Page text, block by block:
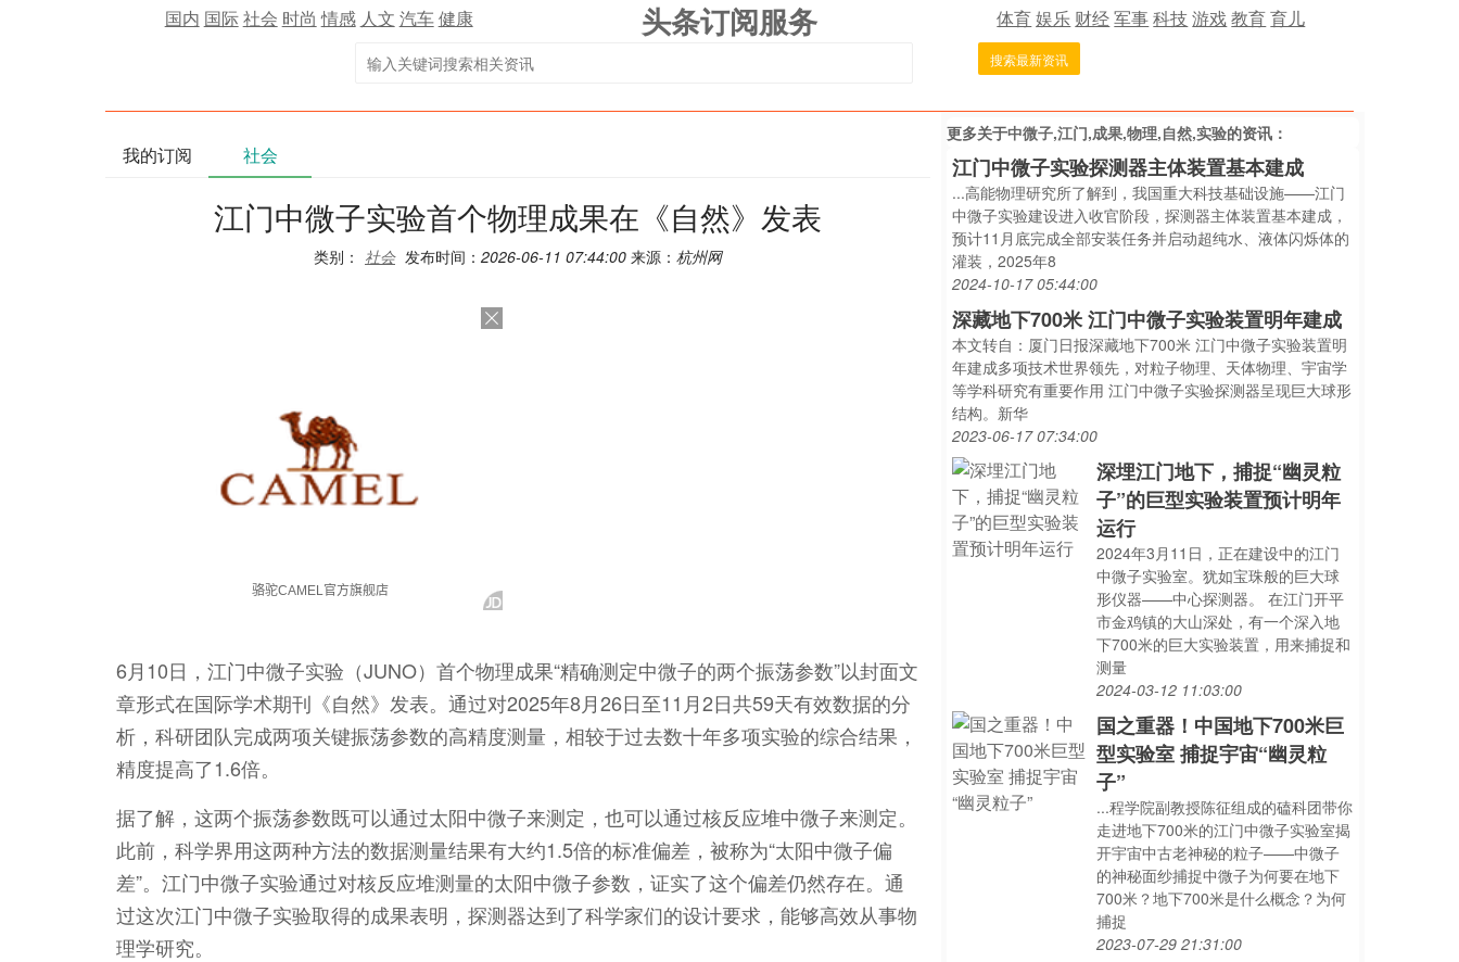
国内 国际社会 时尚 情感 人文 汽车健康 头条订阅服务 体育娱乐 财经军事科技游戏教育育儿
搜索最新资讯
我的订阅 社会
江门中微子实验首个物理成果在《自然》发表
类别： 社会 发布时间： 2026-06-11 07:44:00 来源： 杭州网
6月10日，江门中微子实验（JUNO）首个物理成果“精确测定中微子的两个振荡参数”以封面文
章形式在国际学术期刊《自然》发表。通过对2025年8月26日至11月2日共59天有效数据的分
析，科研团队完成两项关键振荡参数的高精度测量，相较于过去数十年多项实验的综合结果，
精度提高了1.6倍。
据了解，这两个振荡参数既可以通过太阳中微子来测定，也可以通过核反应堆中微子来测定。
此前，科学界用这两种方法的数据测量结果有大约1.5倍的标准偏差，被称为“太阳中微子偏
差”。江门中微子实验通过对核反应堆测量的太阳中微子参数，证实了这个偏差仍然存在。通
过这次江门中微子实验取得的成果表明，探测器达到了科学家们的设计要求，能够高效从事物
理学研究。
更多关于中微子,江门,成果,物理,自然,实验的资讯：
江门中微子实验探测器主体装置基本建成
...高能物理研究所了解到，我国重大科技基础设施——江门
中微子实验建设进入收官阶段，探测器主体装置基本建成，
预计11月底完成全部安装任务并启动超纯水、液体闪烁体的
灌装，2025年8
2024-10-17 05:44:00
深藏地下700米 江门中微子实验装置明年建成
本文转自：厦门日报深藏地下700米 江门中微子实验装置明
年建成多项技术世界领先，对粒子物理、天体物理、宇宙学
等学科研究有重要作用 江门中微子实验探测器呈现巨大球形
结构。新华
2023-06-17 07:34:00
深埋江门地下，捕捉“幽灵粒
子”的巨型实验装置预计明年
运行
2024年3月11日，正在建设中的江门
中微子实验室。犹如宝珠般的巨大球
形仪器——中心探测器。 在江门开平
市金鸡镇的大山深处，有一个深入地
下700米的巨大实验装置，用来捕捉和
测量
2024-03-12 11:03:00
国之重器！中国地下700米巨
型实验室 捕捉宇宙“幽灵粒
子”
...程学院副教授陈征组成的磕科团带你
走进地下700米的江门中微子实验室揭
开宇宙中古老神秘的粒子——中微子
的神秘面纱捕捉中微子为何要在地下
700米？地下700米是什么概念？为何
捕捉
2023-07-29 21:31:00